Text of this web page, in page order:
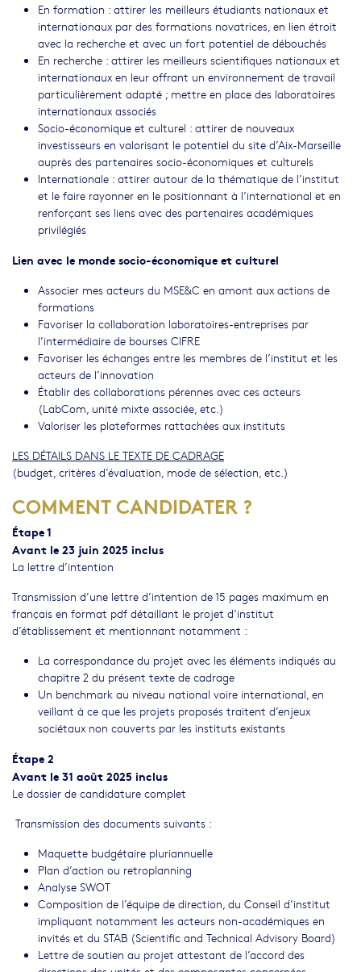
En formation : attirer les meilleurs étudiants nationaux et
internationaux par des formations novatrices, en lien étroit
avec la recherche et avec un fort potentiel de débouchés
En recherche : attirer les meilleurs scientifiques nationaux et
internationaux en leur offrant un environnement de travail
particulièrement adapté ; mettre en place des laboratoires
internationaux associés
Socio-économique et culturel : attirer de nouveaux
investisseurs en valorisant le potentiel du site d’Aix-Marseille
auprès des partenaires socio-économiques et culturels
Internationale : attirer autour de la thématique de l’institut
et le faire rayonner en le positionnant à l’international et en
renforçant ses liens avec des partenaires académiques
privilégiés
Lien avec le monde socio-économique et culturel
Associer mes acteurs du MSE&C en amont aux actions de
formations
Favoriser la collaboration laboratoires-entreprises par
l’intermédiaire de bourses CIFRE
Favoriser les échanges entre les membres de l’institut et les
acteurs de l’innovation
Établir des collaborations pérennes avec ces acteurs
(LabCom, unité mixte associée, etc.)
Valoriser les plateformes rattachées aux instituts
LES DÉTAILS DANS LE TEXTE DE CADRAGE
(budget, critères d’évaluation, mode de sélection, etc.)
COMMENT CANDIDATER ?
Étape 1
Avant le 23 juin 2025 inclus
La lettre d’intention
Transmission d’une lettre d’intention de 15 pages maximum en
français en format pdf détaillant le projet d’institut
d’établissement et mentionnant notamment :
La correspondance du projet avec les éléments indiqués au
chapitre 2 du présent texte de cadrage
Un benchmark au niveau national voire international, en
veillant à ce que les projets proposés traitent d’enjeux
sociétaux non couverts par les instituts existants
Étape 2
Avant le 31 août 2025 inclus
Le dossier de candidature complet
Transmission des documents suivants :
Maquette budgétaire pluriannuelle
Plan d’action ou retroplanning
Analyse SWOT
Composition de l’équipe de direction, du Conseil d’institut
impliquant notamment les acteurs non-académiques en
invités et du STAB (Scientific and Technical Advisory Board)
Lettre de soutien au projet attestant de l’accord des